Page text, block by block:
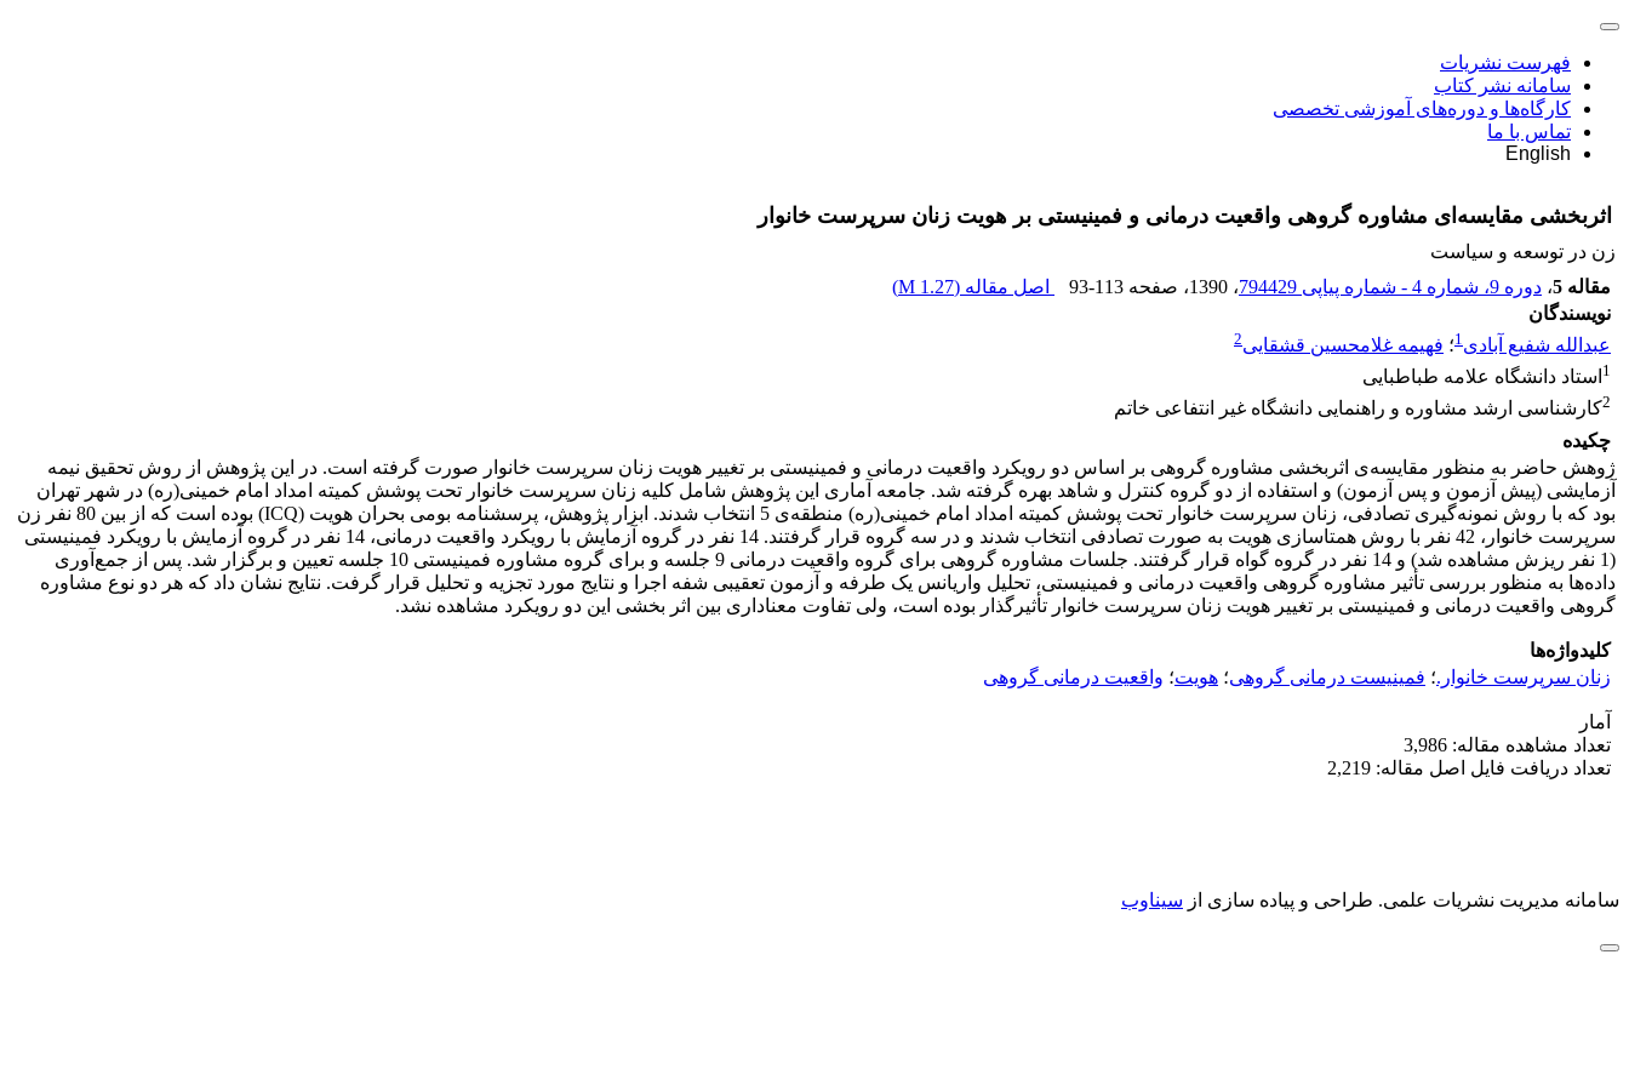
فهرست نشریات
سامانه نشر کتاب
کارگاه‌ها و دوره‌های آموزشی تخصصی
تماس با ما
English
اثربخشی مقایسه‌ای مشاوره گروهی واقعیت درمانی و فمینیستی بر هویت زنان سرپرست خانوار
زن در توسعه و سیاست
مقاله 5
، دوره 9، شماره 4 - شماره پیاپی 794429 ، 1390 ، صفحه 93-113 اصل مقاله (1.27 M
)
نویسندگان
عبدالله شفیع آبادی1؛ فهیمه غلامحسین قشقایی2
1 استاد ‌دانشگاه علامه طباطبایی
2کارشناسی ارشد مشاوره و راهنمایی دانشگاه غیر انتفاعی خاتم
چکیده
ژوهش حاضر به منظور مقایسه‌ی اثربخشی مشاوره گروهی بر اساس دو رویکرد واقعیت درمانی و فمینیستی بر تغییر هویت زنان سرپرست خانوار صورت گرفته است. در این پژوهش از روش تحقیق نیمه
آزمایشی (پیش آزمون و پس آزمون) و استفاده از دو گروه کنترل و شاهد بهره گرفته شد. جامعه آماری این پژوهش شامل کلیه زنان سرپرست خانوار تحت پوشش کمیته امداد امام خمینی(ره) در شهر تهران
بود که با روش نمونه‌گیری تصادفی، زنان سرپرست خانوار تحت پوشش کمیته امداد امام خمینی(ره) منطقه‌ی 5 انتخاب شدند. ابزار پژوهش، پرسشنامه بومی بحران هویت (ICQ) بوده است که از بین 80 نفر زن
سرپرست خانوار، 42 نفر با روش همتاسازی هویت به صورت تصادفی انتخاب شدند و در سه گروه قرار گرفتند. 14 نفر در گروه آزمایش با رویکرد واقعیت درمانی، 14 نفر در گروه آزمایش با رویکرد فمینیستی
(1 نفر ریزش مشاهده شد) و 14 نفر در گروه گواه قرار گرفتند. جلسات مشاوره گروهی برای گروه واقعیت درمانی 9 جلسه و برای گروه مشاوره فمینیستی 10 جلسه تعیین و برگزار شد. پس از جمع‌آوری
داده‌ها به منظور بررسی تأثیر مشاوره گروهی واقعیت درمانی و فمینیستی، تحلیل واریانس یک طرفه و آزمون تعقیبی شفه اجرا و نتایج مورد تجزیه و تحلیل قرار گرفت. نتایج نشان داد که هر دو نوع مشاوره
گروهی واقعیت درمانی و فمینیستی بر تغییر هویت زنان سرپرست خانوار تأثیرگذار بوده است، ولی تفاوت معناداری بین اثر بخشی این دو رویکرد مشاهده نشد.
کلیدواژه‌ها
زنان سرپرست خانوار.؛ فمینیست درمانی گروهی؛ هویت؛ واقعیت درمانی گروهی
آمار
تعداد مشاهده مقاله: 3,986
تعداد دریافت فایل اصل مقاله: 2,219
سامانه مدیریت نشریات علمی. طراحی و پیاده سازی از سیناوب